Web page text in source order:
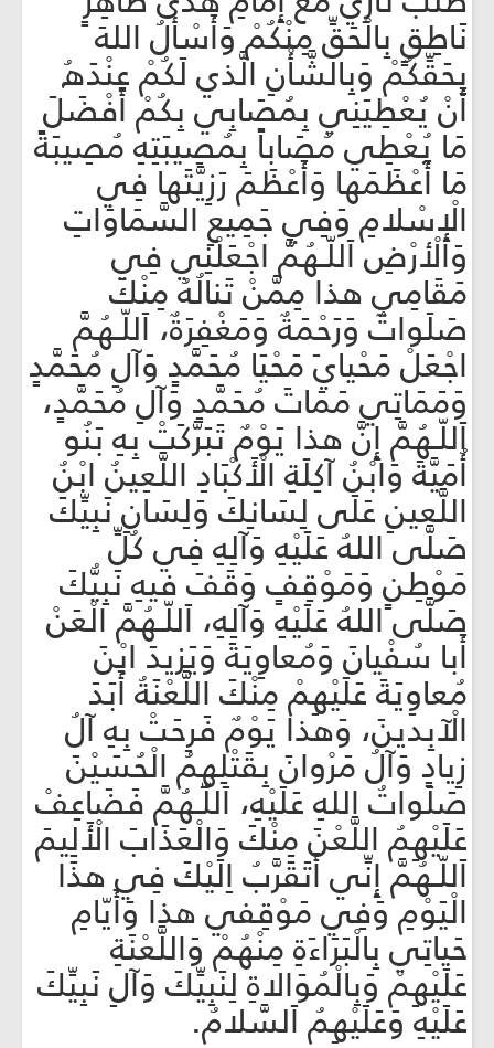
نَاطِقٍ بِالْحَقِّ مِنْكُمْ وَأَسْألُ اللهَ
بِحَقِّكُمْ وَبِالشَّأْنِ الَّذي لَكُمْ عِنْدَهُ
أَنْ يُعْطِيَنِي بِمُصَابِي بِكُمْ أَفْضَلَ
مَا يُعْطِي مُصَاباً بِمُصِيبَتِهِ مُصِيبَةً
مَا أَعْظَمَها وَأَعْظَمَ رَزِيَّتَها فِي
الْإِسْلامِ وَفِي جَمِيعِ السَّمَاوَاتِ
وَالْأرْضِ اَللّـهُمَّ اجْعَلْنِي فِي
مَقَامِي هذا مِمَّنْ تَنالُهُ مِنْكَ
صَلَواتٌ وَرَحْمَةٌ وَمَغْفِرَةٌ، اَللّـهُمَّ
اجْعَلْ مَحْيايَ مَحْيَا مُحَمَّدٍ وَآلِ مُحَمَّدٍ
وَمَمَاتِي مَمَاتَ مُحَمَّدٍ وَآلِ مُحَمَّدٍ،
اَللّـهُمَّ إِنَّ هذا يَوْمٌ تَبَرَّكَتْ بِهِ بَنُو
أُمَيَّةَ وَابْنُ آكِلَةِ الْأَكْبَادِ اللَّعِينُ ابْنُ
اللَّعينِ عَلَى لِسَانِكَ وَلِسَانِ نَبِيِّكَ
صَلَّى اللهُ عَلَيْهِ وَآلِهِ فِي كُلِّ
مَوْطِنٍ وَمَوْقِفٍ وَقَفَ فيهِ نَبِيُّكَ
صَلَّى اللهُ عَلَيْهِ وَآلِهِ، اَللّـهُمَّ الْعَنْ
أَبا سُفْيانَ وَمُعاوِيَةَ وَيَزيدَ ابْنَ
مُعاوِيَةَ عَلَيْهِمْ مِنْكَ اللَّعْنَةُ أَبَدَ
الْآبِدينَ، وَهذا يَوْمٌ فَرِحَتْ بِهِ آلُ
زِيادٍ وَآلُ مَرْوانَ بِقَتْلِهِمُ الْحُسَيْنَ
صَلَواتُ اللهِ عَلَيْهِ، اَللّـهُمَّ فَضَاعِفْ
عَلَيْهِمُ اللَّعْنَ مِنْكَ وَالْعَذَابَ الْأَلِيمَ
اَللّـهُمَّ إِنِّي أَتَقَرَّبُ اِلَيْكَ فِي هذَا
الْيَوْمِ وَفِي مَوْقِفي هذا وَأَيّامِ
حَياتِي بِالْبَرَاءَةِ مِنْهُمْ وَاللَّعْنَةِ
عَلَيْهِمْ وَبِالْمُوَالاةِ لِنَبِيِّكَ وَآلِ نَبِيِّكَ
عَلَيْهِ وَعَلَيْهِمُ اَلسَّلامُ.